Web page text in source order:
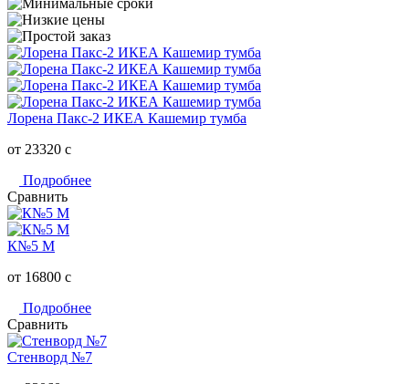
Лорена Пакс-2 ИКЕА Кашемир тумба
от 23320 c
Подробнее
Сравнить
К№5 М
от 16800 c
Подробнее
Сравнить
Стенворд №7